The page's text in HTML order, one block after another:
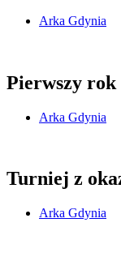
Arka Gdynia
Pierwszy rok
Arka Gdynia
Turniej z
Arka Gdynia